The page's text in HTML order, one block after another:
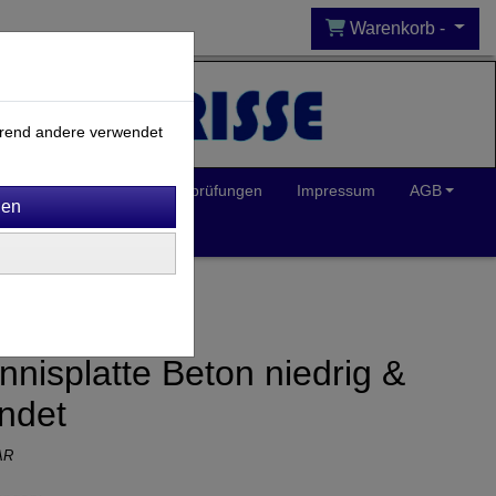
Warenkorb -
Inklusion Spielplatzprüfungen Impressum AGB
Beton niedrig &
andere verwendet